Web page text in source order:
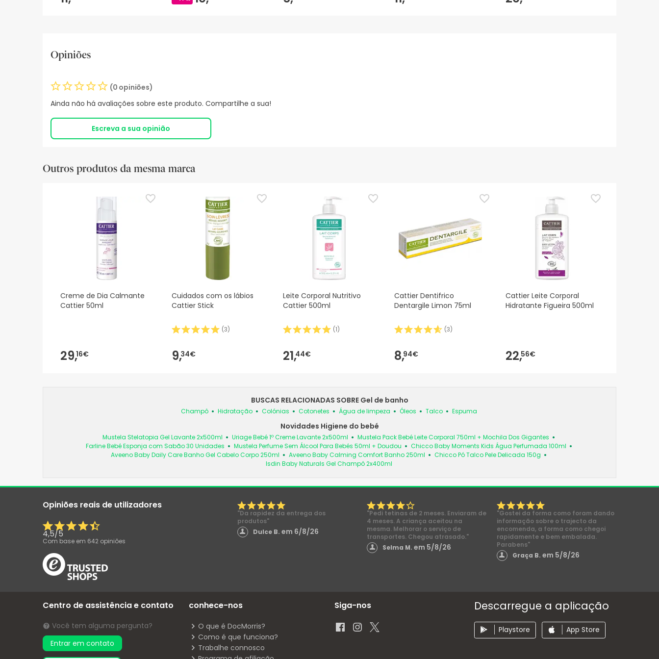
Opiniões
(0 opiniões)
Ainda não há avaliações sobre este produto. Compartilhe a sua!
Escreva a sua opinião
Outros produtos da mesma marca
Creme de Dia Calmante
Cattier 50ml
29,16€
Cuidados com os lábios
Cattier Stick
(3)
9,34€
Leite Corporal Nutritivo
Cattier 500ml
(1)
21,44€
Cattier Dentifrico
Dentargile Limon 75ml
(3)
8,94€
Cattier Leite Corporal
Hidratante Figueira 500ml
22,56€
BUSCAS RELACIONADAS SOBRE Gel de banho
Champô Hidratação Colónias Cotonetes Água de limpeza Óleos Talco Espuma
Novidades Higiene do bebé
Mustela Stelatopia Gel Lavante 2x500ml Uriage Bebé 1º Creme Lavante 2x500ml
Mustela Pack Bebé Leite Corporal 750ml + Mochila Dos Gigantes
Farline Bebé Esponja com Sabão 30 Unidades
Mustela Perfume Sem Álcool Para Bebés 50ml + Doudou
Chicco Baby Moments Kids Água Perfumada 100ml
Aveeno Baby Daily Care Banho Gel Cabelo Corpo 250ml
Aveeno Baby Calming Comfort Banho 250ml
Chicco Pó Talco Pele Delicada 150g
Isdin Baby Naturals Gel Champô 2x400ml
Opiniões reais de utilizadores
4,5/5
Com base em 642 opiniões
"Da rapidez da entrega dos
produtos"
Dulce B. em 6/8/26
"Pedi tetinas de 2 meses. Enviaram de
4 meses. A criança aceitou na
mesma. Melhorar o serviço de
transportes. Chegou atrasado."
Selma M.em 5/8/26
"Gostei da forma como foram dando
informação sobre o trajecto da
encomenda, a forma como chegoi
rapidamente e bem embalada.
Parabens"
Graça B. em 5/8/26
Centro de assistência e contato
Você tem alguma pergunta?
Entrar em contato
conhece-nos
O que é DocMorris?
Como é que funciona?
Trabalhe connosco
Siga-nos Descarregue a aplicação
Playstore App Store